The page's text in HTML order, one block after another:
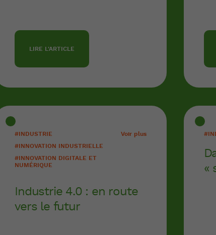
LIRE L'ARTICLE
#INDUSTRIE
#INNOVATION INDUSTRIELLE
#INNOVATION DIGITALE ET
NUMÉRIQUE
Voir plus
Industrie 4.0 : en route
vers le futur
«